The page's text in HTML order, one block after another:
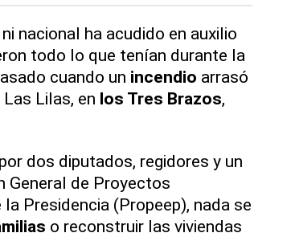
nacional ha acudido en auxilio
todo lo que tenían durante la
cuando un incendio arrasó
Lilas, en los Tres Brazos,
dos diputados, regidores y un
General de Proyectos
Presidencia (Propeep), nada se
o reconstruir las viviendas